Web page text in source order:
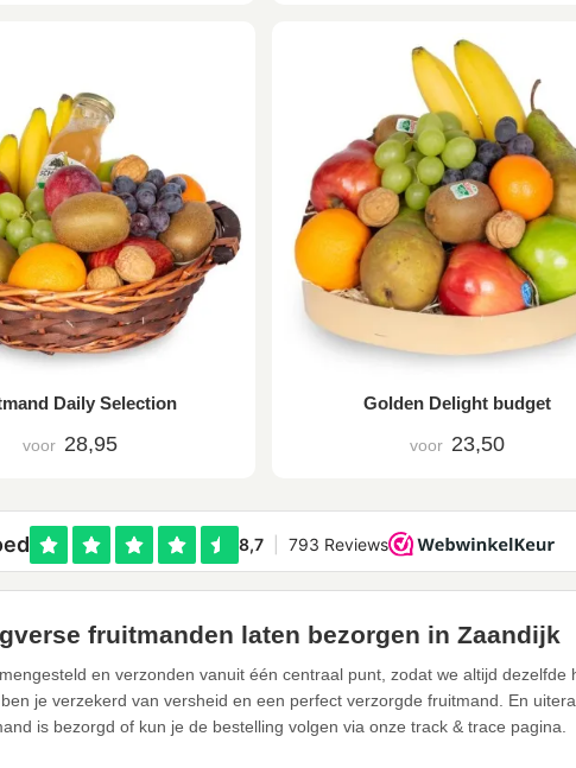
Daily Selection
voor 28,95
Golden Delight budget
voor 23,50
fruitmanden laten bezorgen in Zaandijk
en verzonden vanuit één centraal punt, zodat we altijd
je verzekerd van versheid en een perfect verzorgde fruitmand. En
is bezorgd of kun je de bestelling volgen via onze track & trace pagina.